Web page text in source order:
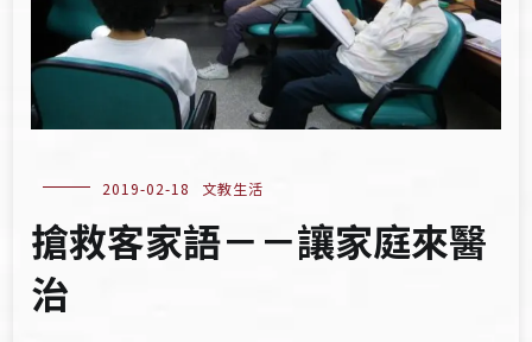
2019-02-18 文教生活
搶救客家語－－讓家庭來醫
治